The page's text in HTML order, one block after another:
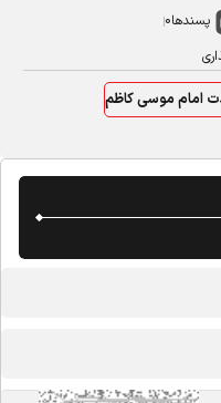
پسندها0
امام موسی کاظم